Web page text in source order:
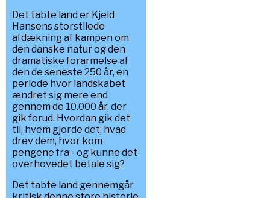
Det tabte land er Kjeld
Hansens storstilede
afdækning af kampen om
den danske natur og den
dramatiske forarmelse af
den de seneste 250 år, en
periode hvor landskabet
ændret sig mere end
gennem de 10.000 år, der
gik forud. Hvordan gik det
til, hvem gjorde det, hvad
drev dem, hvor kom
pengene fra - og kunne det
overhovedet betale sig?
Det tabte land gennemgår